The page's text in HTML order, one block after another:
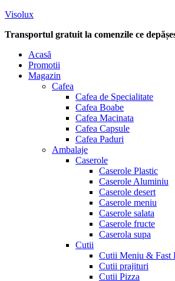
Visolux
Transportul gratuit la comenzile ce
Menu
Acasă
Promotii
Magazin
Cafea
Cafea de Specialitate
Cafea Boabe
Cafea Macinata
Cafea Capsule
Cafea Paduri
Ambalaje
Caserole
Caserole Plastic
Caserole Aluminiu
Caserole desert
Caserole meniu
Caserole salata
Caserole fructe
Caserola supa
Cutii
Cutii Meniu & Fast
Cutii prajituri
Cutii Pizza